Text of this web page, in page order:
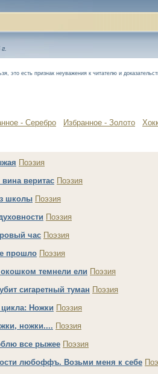
это есть признак неуважения к читателю и
- Серебро Избранное - Золото
Поэзия
вина веритас Поэзия
школы Поэзия
Поэзия
час Поэзия
прошло Поэзия
темнели ели Поэзия
сигаретный туман Поэзия
цикла: Ножки Поэзия
ножки.... Поэзия
все рыжее Поэзия
любоффъ. Возьми меня к себе